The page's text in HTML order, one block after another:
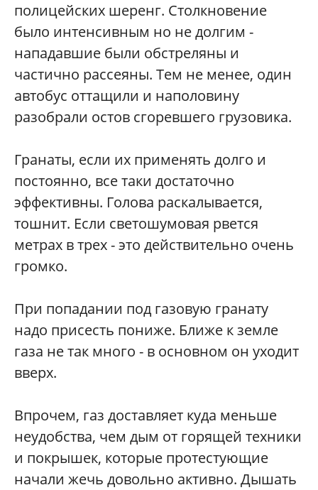
полицейских шеренг. Столкновение
было интенсивным но не долгим -
нападавшие были обстреляны и
частично рассеяны. Тем не менее, один
автобус оттащили и наполовину
разобрали остов сгоревшего грузовика.
Гранаты, если их применять долго и
постоянно, все таки достаточно
эффективны. Голова раскалывается,
тошнит. Если светошумовая рвется
метрах в трех - это действительно очень
громко.
При попадании под газовую гранату
надо присесть пониже. Ближе к земле
газа не так много - в основном он уходит
вверх.
Впрочем, газ доставляет куда меньше
неудобства, чем дым от горящей техники
и покрышек, которые протестующие
начали жечь довольно активно. Дышать